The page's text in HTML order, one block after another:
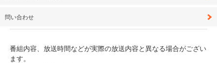
問い合わせ
番組内容、放送時間などが実際の放送内容と異なる場合がござい
ます。